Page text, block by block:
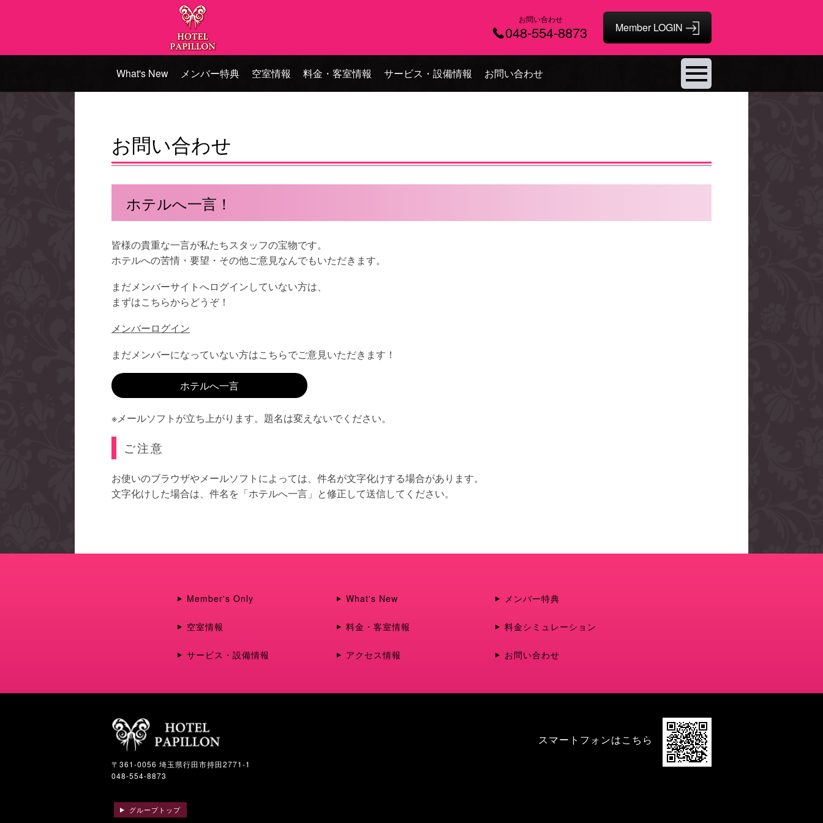
お問い合わせ
048-554-8873
What's New メンバー特典 空室情報 料金・客室情報 サービス・設備情報 お問い合わせ
お問い合わせ
ホテルへ一言！
皆様の貴重な一言が私たちスタッフの宝物です。
ホテルへの苦情・要望・その他ご意見なんでもいただきます。
まだメンバーサイトへログインしていない方は、
まずはこちらからどうぞ！
メンバーログイン
まだメンバーになっていない方はこちらでご意見いただきます！
ホテルへ一言
※メールソフトが立ち上がります。題名は変えないでください。
ご注意
お使いのブラウザやメールソフトによっては、件名が文字化けする場合があります。
文字化けした場合は、件名を「ホテルへ一言」と修正して送信してください。
Member's Only What's New メンバー特典
空室情報 料金・客室情報 料金シミュレーション
サービス・設備情報 アクセス情報 お問い合わせ
〒361-0056 埼玉県行田市持田2771-1
048-554-8873
スマートフォンはこちら
グループトップ